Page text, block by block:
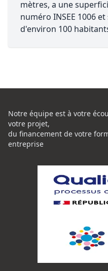
mètres, a une
numéro INSEE 1006
d'environ 100
Notre équipe est à votre
votre projet,
du financement de votre
entreprise